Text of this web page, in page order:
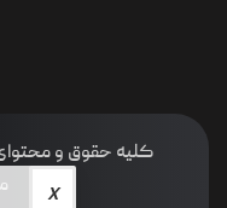
کلیه حقوق و